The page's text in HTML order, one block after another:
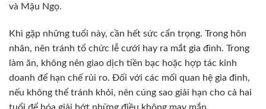
và Mậu Ngọ.
Khi gặp những tuổi này, cần hết sức cẩn trọng. Trong hôn
nhân, nên tránh tổ chức lễ cưới hay ra mắt gia đình. Trong
làm ăn, không nên giao dịch tiền bạc hoặc hợp tác kinh
doanh để hạn chế rủi ro. Đối với các mối quan hệ gia đình,
nếu không thể tránh khỏi, nên cúng sao giải hạn cho cả hai